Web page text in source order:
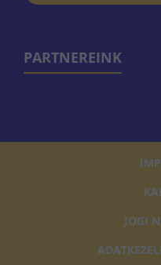
PARTNEREINK
JOGI